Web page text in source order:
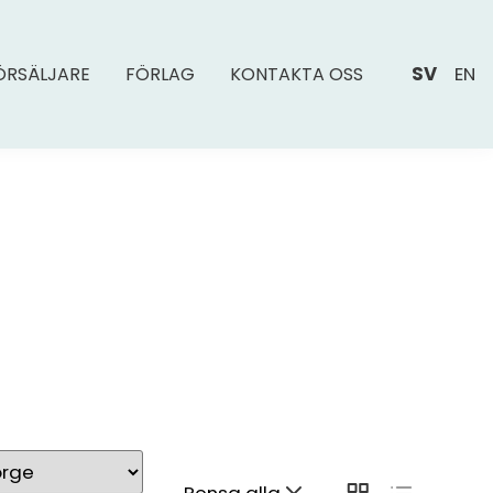
FÖRLAG KONTAKTA OSS SV EN